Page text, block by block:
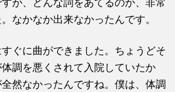
が、どんな詞をあてるのか、非常
なかなか出来なかったんです。
ぐに曲ができました。ちょうどそ
調を悪くされて入院していたか
然なかったんですね。僕は、体調